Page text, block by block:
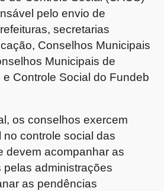
pelo envio de
secretarias
Conselhos Municipais
Municipais de
Controle Social do Fundeb
os conselhos exercem
controle social das
devem acompanhar as
administrações
as pendências